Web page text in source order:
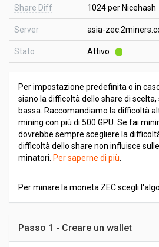
Share Diff 1024 per Nicehash
Server asia-
Stato Attivo
Per impostazione predefinita o in
siano la difficoltà dello share di
bassa. Raccomandiamo la difficoltà
mining con più di 500 GPU. Se fai
dovrebbe sempre scegliere la
difficoltà dello share non influisce
minatori. Per saperne di più
Per minare la moneta ZEC scegli
Passo 1 - Creare un wallet